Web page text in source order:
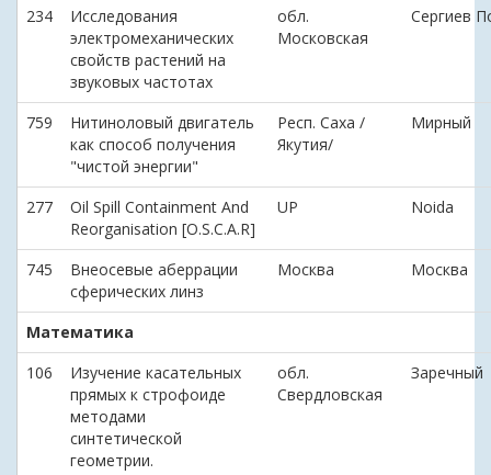
234
Исследования
электромеханических
свойств растений на
звуковых частотах
обл.
Московская
Сергиев
759
Нитиноловый двигатель
как способ получения
"чистой энергии"
Респ. Саха /
Якутия/
Мирный
277
Oil Spill Containment And
Reorganisation [O.S.C.A.R]
UP Noida
745
Внеосевые аберрации
сферических линз
Москва Москва
Математика
106
Изучение касательных
прямых к строфоиде
методами
синтетической
геометрии.
обл.
Свердловская
Заречный